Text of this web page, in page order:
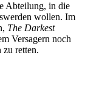
Abteilung, in die
wollen. Im
The Darkest
Versagern noch
zu retten.